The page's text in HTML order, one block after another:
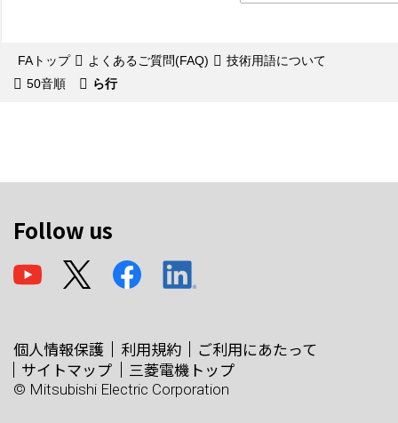
FAトップ よくあるご質問(FAQ)
技術用語について
50音順
ら行
Follow us
個人情報保護 利用規約
ご利用にあたって
サイトマップ
三菱電機トップ
© Mitsubishi Electric Corporation